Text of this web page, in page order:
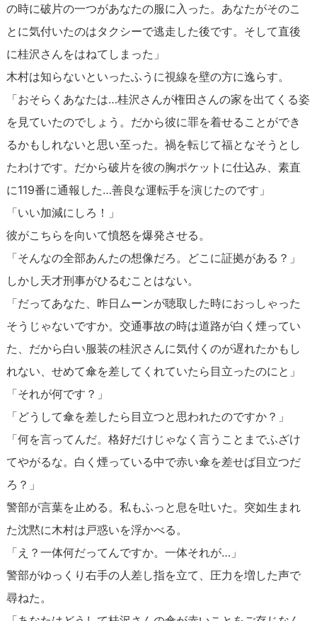
の時に破片の一つがあなたの服に入った。あなたがそのこ
とに気付いたのはタクシーで逃走した後です。そして直後
に桂沢さんをはねてしまった」
木村は知らないといったふうに視線を壁の方に逸らす。
「おそらくあなたは…桂沢さんが権田さんの家を出てくる姿
を見ていたのでしょう。だから彼に罪を着せることができ
るかもしれないと思い至った。禍を転じて福となそうとし
たわけです。だから破片を彼の胸ポケットに仕込み、素直
に119番に通報した…善良な運転手を演じたのです」
「いい加減にしろ！」
彼がこちらを向いて憤怒を爆発させる。
「そんなの全部あんたの想像だろ。どこに証拠がある？」
しかし天才刑事がひるむことはない。
「だってあなた、昨日ムーンが聴取した時におっしゃった
そうじゃないですか。交通事故の時は道路が白く煙ってい
た、だから白い服装の桂沢さんに気付くのが遅れたかもし
れない、せめて傘を差してくれていたら目立ったのにと」
「それが何です？」
「どうして傘を差したら目立つと思われたのですか？」
「何を言ってんだ。格好だけじゃなく言うことまでふざけ
てやがるな。白く煙っている中で赤い傘を差せば目立つだ
ろ？」
警部が言葉を止める。私もふっと息を吐いた。突如生まれ
た沈黙に木村は戸惑いを浮かべる。
「え？一体何だってんですか。一体それが…」
警部がゆっくり右手の人差し指を立て、圧力を増した声で
尋ねた。